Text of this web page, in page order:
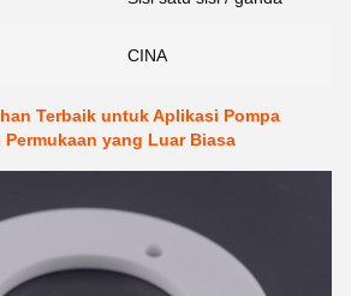
CINA
Terbaik untuk Aplikasi Pompa
yang Luar Biasa